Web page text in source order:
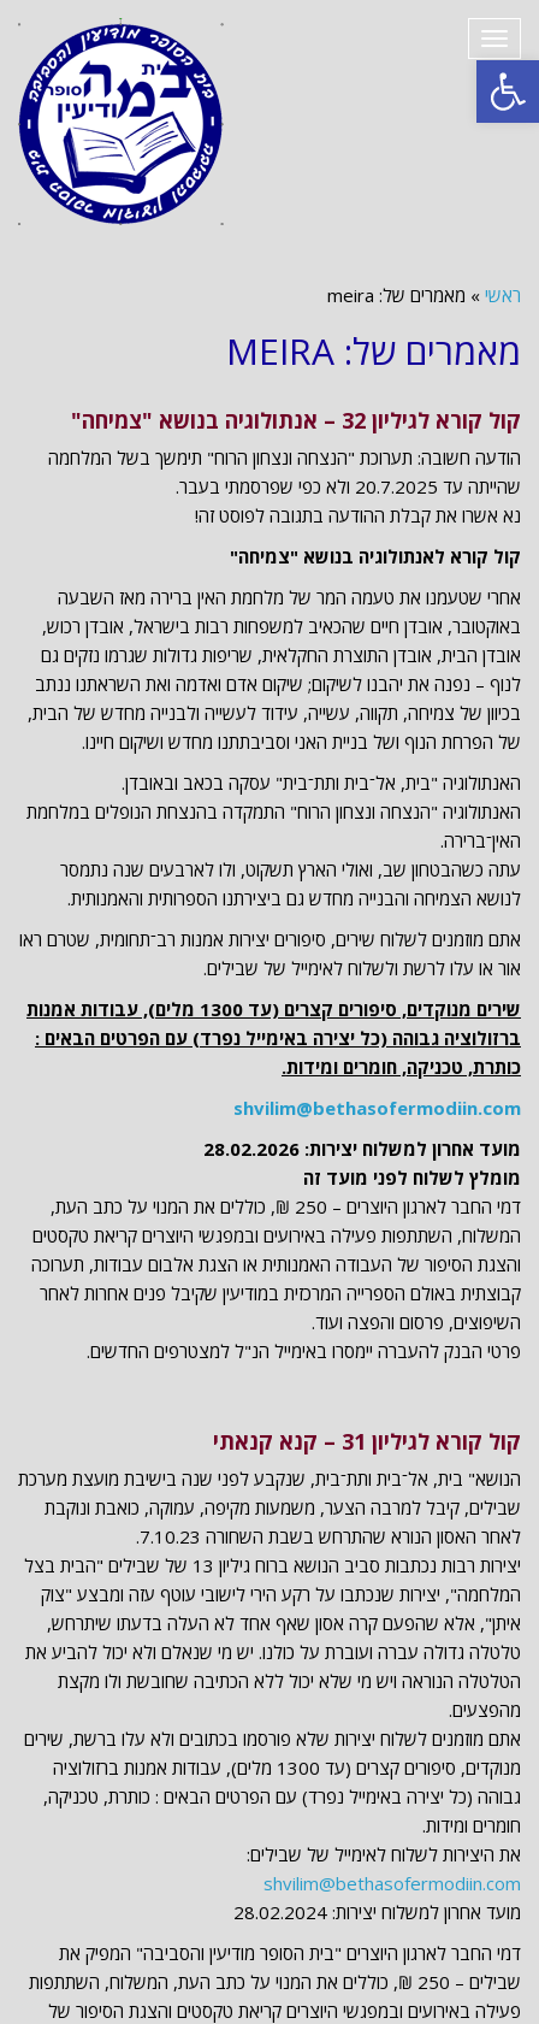
פתח סרגל נגישות
תפריט
ראשי » מאמרים של: meira
מאמרים של: MEIRA
קול קורא לגיליון 32 – אנתולוגיה בנושא "צמיחה"
הודעה חשובה: תערוכת "הנצחה ונצחון הרוח" תימשך בשל המלחמה
שהייתה עד 20.7.2025 ולא כפי שפרסמתי בעבר.
נא אשרו את קבלת ההודעה בתגובה לפוסט זה!
קול קורא לאנתולוגיה בנושא "צמיחה"
אחרי שטעמנו את טעמה המר של מלחמת האין ברירה מאז השבעה
באוקטובר, אובדן חיים שהכאיב למשפחות רבות בישראל, אובדן רכוש,
אובדן הבית, אובדן התוצרת החקלאית, שריפות גדולות שגרמו נזקים גם
לנוף – נפנה את יהבנו לשיקום; שיקום אדם ואדמה ואת השראתנו ננתב
בכיוון של צמיחה, תקווה, עשייה, עידוד לעשייה ולבנייה מחדש של הבית,
של הפרחת הנוף ושל בניית האני וסביבתתנו מחדש ושיקום חיינו.
האנתולוגיה "בית, אל־בית ותת־בית" עסקה בכאב ובאובדן.
האנתולוגיה "הנצחה ונצחון הרוח" התמקדה בהנצחת הנופלים במלחמת
האין־ברירה.
עתה כשהבטחון שב, ואולי הארץ תשקוט, ולו לארבעים שנה נתמסר
לנושא הצמיחה והבנייה מחדש גם ביצירתנו הספרותית והאמנותית.
אתם מוזמנים לשלוח שירים, סיפורים יצירות אמנות רב־תחומית, שטרם ראו
אור או עלו לרשת ולשלוח לאימייל של שבילים.
שירים מנוקדים, סיפורים קצרים (עד 1300 מלים), עבודות אמנות
ברזולוציה גבוהה (כל יצירה באימייל נפרד) עם הפרטים הבאים :
כותרת, טכניקה, חומרים ומידות.
shvilim@bethasofermodiin.com
מועד אחרון למשלוח יצירות: 28.02.2026
מומלץ לשלוח לפני מועד זה
דמי החבר לארגון היוצרים – 250 ₪, כוללים את המנוי על כתב העת,
המשלוח, השתתפות פעילה באירועים ובמפגשי היוצרים קריאת טקסטים
והצגת הסיפור של העבודה האמנותית או הצגת אלבום עבודות, תערוכה
קבוצתית באולם הספרייה המרכזית במודיעין שקיבל פנים אחרות לאחר
השיפוצים, פרסום והפצה ועוד.
פרטי הבנק להעברה יימסרו באימייל הנ"ל למצטרפים החדשים.
קול קורא לגיליון 31 – קנֹא קנאתי
הנושא" בית, אל־בית ותת־בית, שנקבע לפני שנה בישיבת מועצת מערכת
שבילים, קיבל למרבה הצער, משמעות מקיפה, עמוקה, כואבת ונוקבת
לאחר האסון הנורא שהתרחש בשבת השחורה 7.10.23.
יצירות רבות נכתבות סביב הנושא ברוח גיליון 13 של שבילים "הבית בצל
המלחמה", יצירות שנכתבו על רקע הירי לישובי עוטף עזה ומבצע "צוק
איתן", אלא שהפעם קרה אסון שאף אחד לא העלה בדעתו שיתרחש,
טלטלה גדולה עברה ועוברת על כולנו. יש מי שנאלם ולא יכול להביע את
הטלטלה הנוראה ויש מי שלא יכול ללא הכתיבה שחובשת ולו מקצת
מהפצעים.
אתם מוזמנים לשלוח יצירות שלא פורסמו בכתובים ולא עלו ברשת, שירים
מנוקדים, סיפורים קצרים (עד 1300 מלים), עבודות אמנות ברזולוציה
גבוהה (כל יצירה באימייל נפרד) עם הפרטים הבאים : כותרת, טכניקה,
חומרים ומידות.
את היצירות לשלוח לאימייל של שבילים:
shvilim@bethasofermodiin.com
מועד אחרון למשלוח יצירות: 28.02.2024
דמי החבר לארגון היוצרים "בית הסופר מודיעין והסביבה" המפיק את
שבילים – 250 ₪, כוללים את המנוי על כתב העת, המשלוח, השתתפות
פעילה באירועים ובמפגשי היוצרים קריאת טקסטים והצגת הסיפור של